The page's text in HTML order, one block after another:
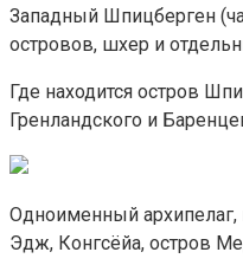
Западный Шпицберген
островов, шхер и
Где находится остров
Гренландского и
Одноименный архипелаг,
Эдж, Конгсёйа, остров